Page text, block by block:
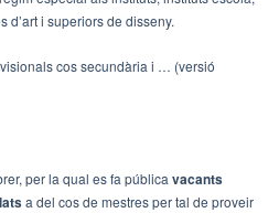
d’art i superiors de disseny.
cos secundària i … (versió
per la qual es fa pública vacants
a del cos de mestres per tal de proveir